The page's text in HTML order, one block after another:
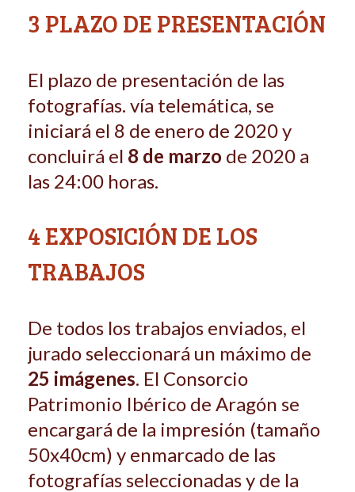
3 PLAZO DE PRESENTACIÓN
El plazo de presentación de las
fotografías. vía telemática, se
iniciará el 8 de enero de 2020 y
concluirá el 8 de marzo de 2020 a
las 24:00 horas.
4 EXPOSICIÓN DE LOS
TRABAJOS
De todos los trabajos enviados, el
jurado seleccionará un máximo de
25 imá­genes. El Consorcio
Patrimonio Ibérico de Aragón se
encargará de la impre­sión (tamaño
50x40cm) y enmarcado de las
fotografías seleccionadas y de la